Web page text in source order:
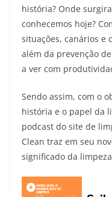
história? Onde
conhecemos hoje?
situações, canários e
além da prevenção
a ver com
Sendo assim, com o
história e o papel da
podcast do site de
Clean traz em seu
significado da